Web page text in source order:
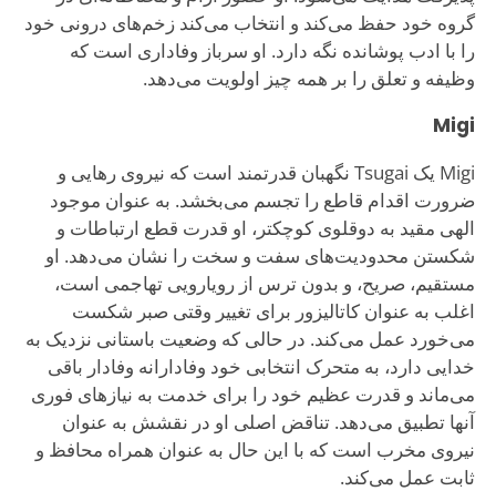
گروه خود حفظ می‌کند و انتخاب می‌کند زخم‌های درونی خود
را با ادب پوشانده نگه دارد. او سرباز وفاداری است که
وظیفه و تعلق را بر همه چیز اولویت می‌دهد.
Migi
Migi یک Tsugai نگهبان قدرتمند است که نیروی رهایی و
ضرورت اقدام قاطع را تجسم می‌بخشد. به عنوان موجود
الهی مقید به دوقلوی کوچکتر، او قدرت قطع ارتباطات و
شکستن محدودیت‌های سفت و سخت را نشان می‌دهد. او
مستقیم، صریح، و بدون ترس از رویارویی تهاجمی است،
اغلب به عنوان کاتالیزور برای تغییر وقتی صبر شکست
می‌خورد عمل می‌کند. در حالی که وضعیت باستانی نزدیک به
خدایی دارد، به متحرک انتخابی خود وفادارانه وفادار باقی
می‌ماند و قدرت عظیم خود را برای خدمت به نیازهای فوری
آنها تطبیق می‌دهد. تناقض اصلی او در نقشش به عنوان
نیروی مخرب است که با این حال به عنوان همراه محافظ و
ثابت عمل می‌کند.